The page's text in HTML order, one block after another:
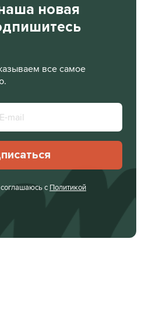
новая
все самое
с Политикой